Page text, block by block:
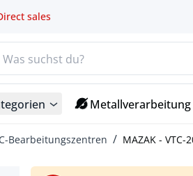
sales
Metallverarbeitung
Bearbeitungszentren MAZAK -